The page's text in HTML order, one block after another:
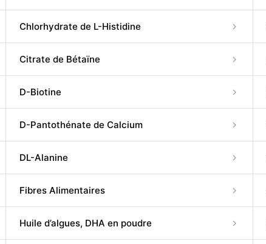
Chlorhydrate de L-Histidine
Citrate de Bétaïne
D-Biotine
D-Pantothénate de Calcium
DL-Alanine
Fibres Alimentaires
Huile d’algues, DHA en poudre